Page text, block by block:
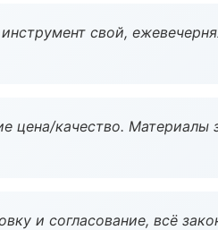
свой,
цена/качество.
и согласование, всё